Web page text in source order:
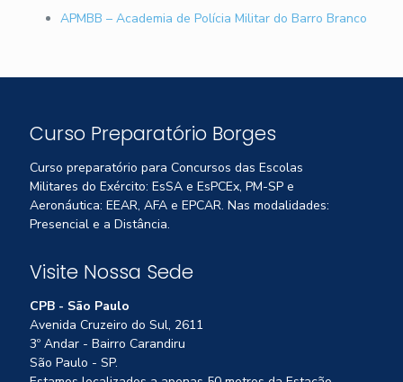
APMBB – Academia de Polícia Militar do Barro Branco
Curso Preparatório Borges
Curso preparatório para Concursos das Escolas
Militares do Exército: EsSA e EsPCEx, PM-SP e
Aeronáutica: EEAR, AFA e EPCAR. Nas modalidades:
Presencial e a Distância.
Visite Nossa Sede
CPB - São Paulo
Avenida Cruzeiro do Sul, 2611
3º Andar - Bairro Carandiru
São Paulo - SP.